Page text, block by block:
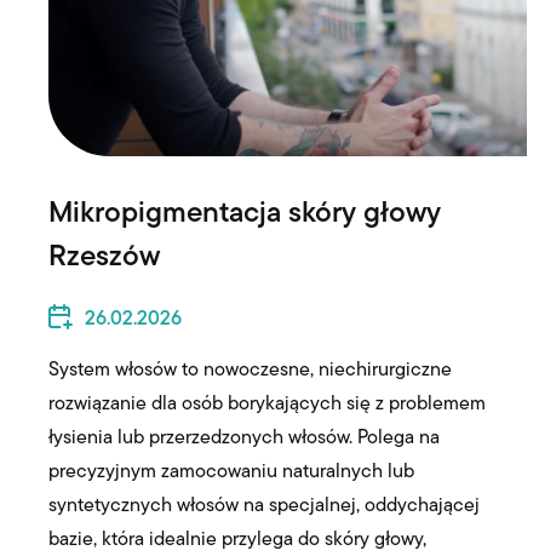
Mikropigmentacja skóry głowy
Rzeszów
26.02.2026
System włosów to nowoczesne, niechirurgiczne
rozwiązanie dla osób borykających się z problemem
łysienia lub przerzedzonych włosów. Polega na
precyzyjnym zamocowaniu naturalnych lub
syntetycznych włosów na specjalnej, oddychającej
bazie, która idealnie przylega do skóry głowy,